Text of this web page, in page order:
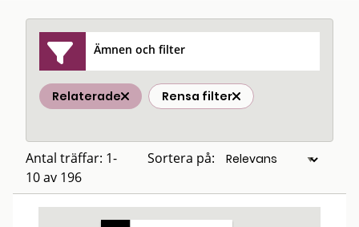
Ämnen och filter
Relaterade Rensa filter
Antal träffar: 1-
10 av 196
Sortera på: